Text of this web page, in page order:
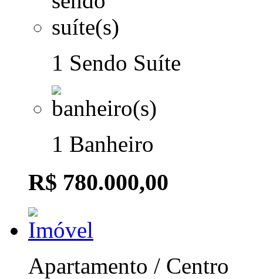
1 Sendo Suíte
1 Banheiro
R$ 780.000,00
Apartamento / Centro